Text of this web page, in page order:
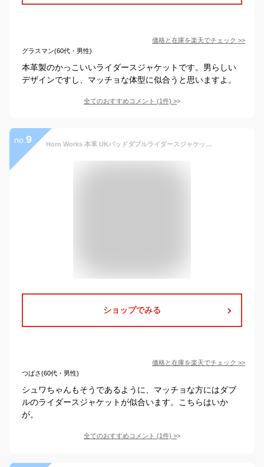
価格と在庫を楽天でチェック >>
グラスマン(60代・男性)
本革製のかっこいいライダースジャケットです。男らしい
デザインですし、マッチョな体型に似合うと思いますよ。
全てのおすすめコメント (1件) >
no. 9 Horn Works 本革 UKパッドダブルライダースジャケット メンズ ホーンワークス 3568 ダブルライダース ライダースジャケット レザージャケット 革ジャン 皮ジャン シングルライダース 本革ジャケット ブラック 黒 ジャケット アウター ブルゾン バイク 本皮ジャケット
ショップでみる
価格と在庫を楽天でチェック >>
つばさ(60代・男性)
シュワちゃんもそうであるように、マッチョな方にはダブ
ルのライダースジャケットが似合います。こちらはいか
が。
全てのおすすめコメント (1件) >